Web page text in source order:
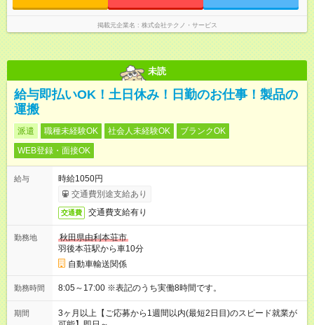
掲載元企業名 株式会社テクノ・サービス
未読
給与即払いOK！土日休み！日勤のお仕事！製品の
運搬
派遣 職種未経験OK 社会人未経験OK
ブランクOK
WEB登録・面接OK
給与
時給1050円
交通費別途支給あり
交通費 交通費支給有り
勤務地
秋田県由利本荘市
羽後本荘駅から車10分
自動車輸送関係
勤務時間 8:05～17:00 ※表記のうち実働8時間です。
期間
3ヶ月以上【ご応募から1週間以内(最短2日目)のスピード就業が